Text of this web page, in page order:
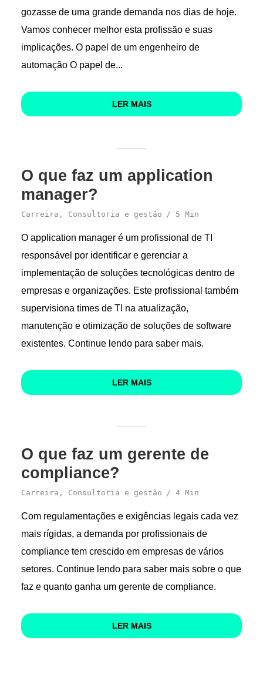
gozasse de uma grande demanda nos dias de hoje.
Vamos conhecer melhor esta profissão e suas
implicações. O papel de um engenheiro de
automação O papel de...
LER MAIS
O que faz um application
manager?
Carreira , Consultoria e gestão 5 Min
O application manager é um profissional de TI
responsável por identificar e gerenciar a
implementação de soluções tecnológicas dentro de
empresas e organizações. Este profissional também
supervisiona times de TI na atualização,
manutenção e otimização de soluções de software
existentes. Continue lendo para saber mais.
LER MAIS
O que faz um gerente de
compliance?
Carreira , Consultoria e gestão 4 Min
Com regulamentações e exigências legais cada vez
mais rígidas, a demanda por profissionais de
compliance tem crescido em empresas de vários
setores. Continue lendo para saber mais sobre o que
faz e quanto ganha um gerente de compliance.
LER MAIS